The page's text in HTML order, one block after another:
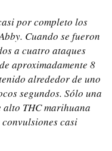
por completo los
Cuando se fueron
a cuatro ataques
aproximadamente 8
alrededor de uno
segundos. Sólo una
alto THC marihuana
casi